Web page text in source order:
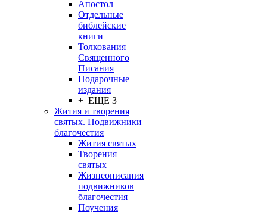
Апостол
Отдельные
библейские
книги
Толкования
Священного
Писания
Подарочные
издания
+ ЕЩЕ 3
Жития и творения
святых. Подвижники
благочестия
Жития святых
Творения
святых
Жизнеописания
подвижников
благочестия
Поучения